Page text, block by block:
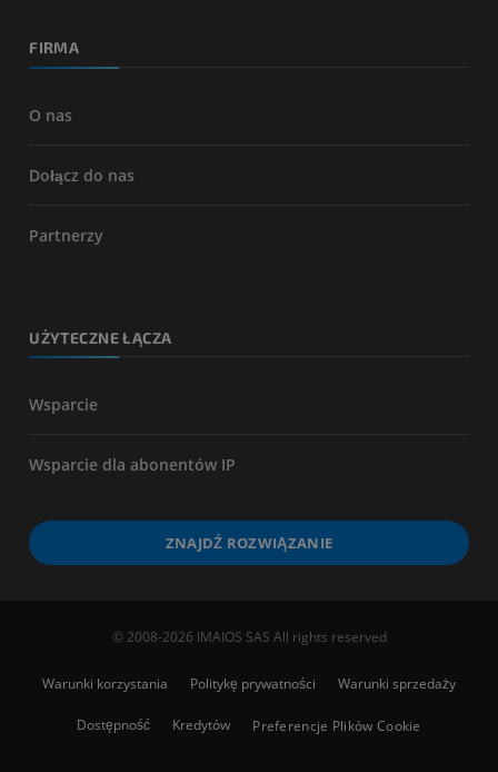
FIRMA
O nas
Dołącz do nas
Partnerzy
UŻYTECZNE ŁĄCZA
Wsparcie
Wsparcie dla abonentów IP
ZNAJDŹ ROZWIĄZANIE
© 2008-2026 IMAIOS SAS All rights reserved
Warunki korzystania Politykę prywatności Warunki sprzedaży
Dostępność Kredytów Preferencje Plików Cookie